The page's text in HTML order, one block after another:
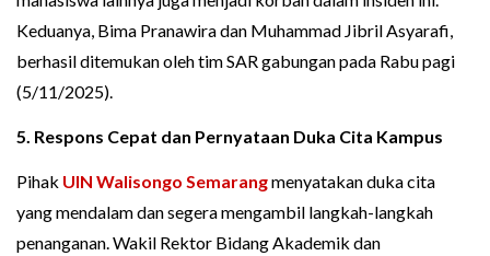
Keduanya, Bima Pranawira dan Muhammad Jibril Asyarafi,
berhasil ditemukan oleh tim SAR gabungan pada Rabu pagi
(5/11/2025).
5. Respons Cepat dan Pernyataan Duka Cita Kampus
Pihak UIN Walisongo Semarangmenyatakan duka cita
yang mendalam dan segera mengambil langkah-langkah
penanganan. Wakil Rektor Bidang Akademik dan